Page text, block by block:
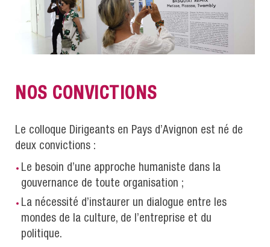
NOS CONVICTIONS
Le colloque Dirigeants en Pays d’Avignon est né de
deux convictions :
Le besoin d’une approche humaniste dans la
gouvernance de toute organisation ;
La nécessité d’instaurer un dialogue entre les
mondes de la culture, de l’entreprise et du
politique.